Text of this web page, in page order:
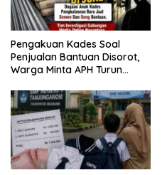
Pengakuan Kades Soal
Penjualan Bantuan Disorot,
Warga Minta APH Turun